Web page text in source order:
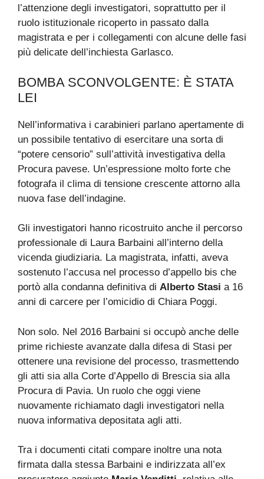
l’attenzione degli investigatori, soprattutto per il
ruolo istituzionale ricoperto in passato dalla
magistrata e per i collegamenti con alcune delle fasi
più delicate dell’inchiesta Garlasco.
BOMBA SCONVOLGENTE: È STATA
LEI
Nell’informativa i carabinieri parlano apertamente di
un possibile tentativo di esercitare una sorta di
“potere censorio” sull’attività investigativa della
Procura pavese. Un’espressione molto forte che
fotografa il clima di tensione crescente attorno alla
nuova fase dell’indagine.
Gli investigatori hanno ricostruito anche il percorso
professionale di Laura Barbaini all’interno della
vicenda giudiziaria. La magistrata, infatti, aveva
sostenuto l’accusa nel processo d’appello bis che
portò alla condanna definitiva di Alberto Stasi a 16
anni di carcere per l’omicidio di Chiara Poggi.
Non solo. Nel 2016 Barbaini si occupò anche delle
prime richieste avanzate dalla difesa di Stasi per
ottenere una revisione del processo, trasmettendo
gli atti sia alla Corte d’Appello di Brescia sia alla
Procura di Pavia. Un ruolo che oggi viene
nuovamente richiamato dagli investigatori nella
nuova informativa depositata agli atti.
Tra i documenti citati compare inoltre una nota
firmata dalla stessa Barbaini e indirizzata all’ex